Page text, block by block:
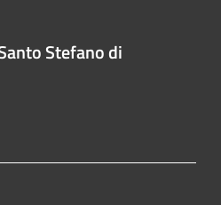
Stefano di